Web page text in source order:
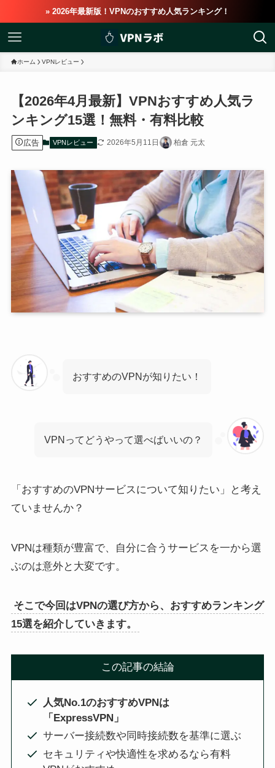
» 2026年最新版！VPNのおすすめ人気ランキング！
ホーム VPNレビュー
【2026年4月最新】VPNおすすめ人気ラ
ンキング15選！無料・有料比較
広告 VPNレビュー 2026年5月11日 柏倉 元太
おすすめのVPNが知りたい！
VPNってどうやって選べばいいの？
「おすすめのVPNサービスについて知りたい」と考え
ていませんか？
VPNは種類が豊富で、自分に合うサービスを一から選
ぶのは意外と大変です。
そこで今回はVPNの選び方から、おすすめランキング
15選を紹介していきます。
この記事の結論
人気No.1のおすすめVPNは
「ExpressVPN」
サーバー接続数や同時接続数を基準に選ぶ
セキュリティや快適性を求めるなら有料